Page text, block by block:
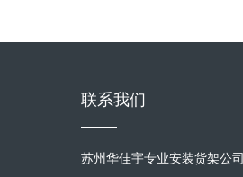
联系我们
苏州华佳宇专业安装货架公司